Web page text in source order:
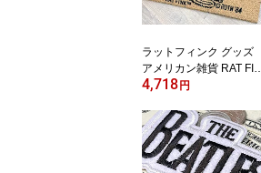
ラットフィンク グッズ
アメリカン雑貨 RAT FIN
K コイヤーマット ココナ
レージ ディスプレイ
4,718円